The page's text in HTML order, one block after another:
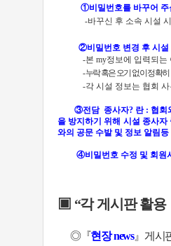
①비밀번호를 바꾸어 주
-바꾸신 후 소속 시설
②비밀번호 변경 후 시
-본 my정보에 입력되는
-누락 혹은 오기 없이 정확
-각 시설 정보는 협회
③전담 종사자? 란 : 협회
을 방지하기 위해 시설 종사
와의 공문 수발 및 정보 알림
④비밀번호 수정 및 회원
▣ “각 게시판 활용
◎『현장news』 게시